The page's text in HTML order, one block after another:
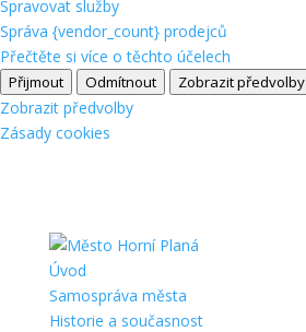
Spravovat služby
Správa {vendor_count} prodejců
Přečtěte si více o těchto účelech
Přijmout Odmítnout Zobrazit předvolby
Zobrazit předvolby
Zásady cookies
Úvod
Samospráva města
Historie a současnost